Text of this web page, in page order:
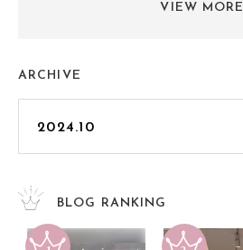
VIEW MORE
ARCHIVE
BLOG RANKING